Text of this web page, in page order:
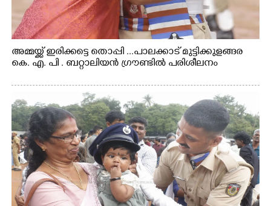
അമ്മയ്ക്ക് ഇരിക്കട്ടെ തൊപ്പി ...പാലക്കാട് മുട്ടിക്കുളങ്ങര
കെ. എ. പി . ബറ്റാലിയൻ ഗ്രൗണ്ടിൽ പരിശീലനം